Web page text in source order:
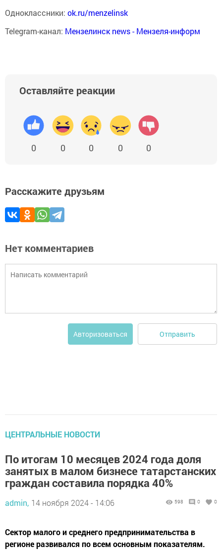
Одноклассники: ok.ru/menzelinsk
Telegram-канал: Мензелинск news - Мензеля-информ
Оставляйте реакции
0 0 0 0 0
Расскажите друзьям
Нет комментариев
Авторизоваться Отправить
ЦЕНТРАЛЬНЫЕ НОВОСТИ
По итогам 10 месяцев 2024 года доля
занятых в малом бизнесе татарстанских
граждан составила порядка 40%
admin, 14 ноября 2024 - 14:06 598 0 0
Сектор малого и среднего предпринимательства в
регионе развивался по всем основным показателям.